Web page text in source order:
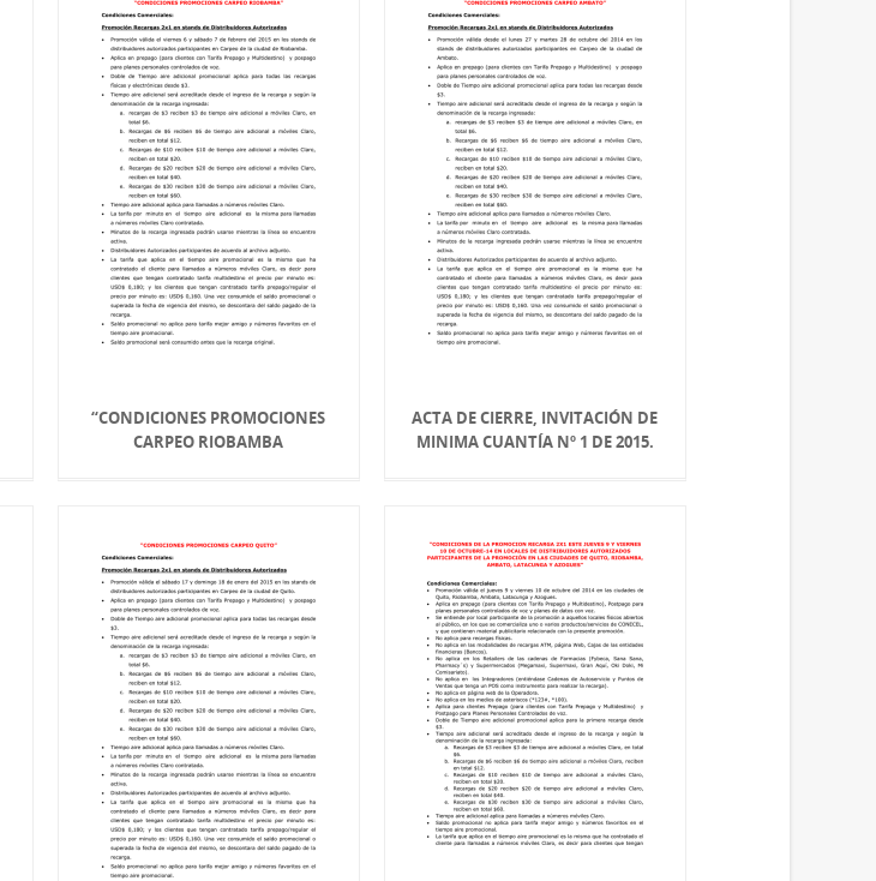
“CONDICIONES PROMOCIONES
CARPEO RIOBAMBA
ACTA DE CIERRE, INVITACIÓN DE
MINIMA CUANTÍA Nº 1 DE 2015.